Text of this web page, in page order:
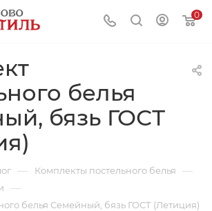
0
белья
бязь ГОСТ
— Комплекты постельного белья —
—
белья Семейный, бязь ГОСТ (Летиция)